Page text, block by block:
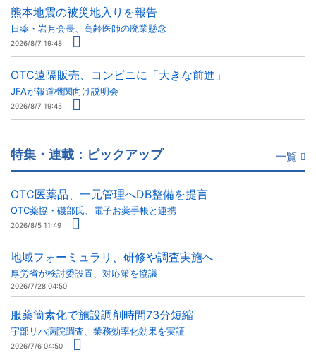
熊本地震の被災地入りを報告
日薬・岩月会長、高齢医師の廃業懸念
2026/8/7 19:48
OTC遠隔販売、コンビニに「大きな前進」
JFAが報道機関向け説明会
2026/8/7 19:45
特集・連載：ピックアップ 一覧
OTC医薬品、一元管理へDB整備を提言
OTC薬協・磯部氏、電子お薬手帳と連携
2026/8/5 11:49
地域フォーミュラリ、研修や調査実施へ
厚労省が検討委設置、対応策を協議
2026/7/28 04:50
服薬簡素化で施設調剤時間73分短縮
宇部リハ病院調査、業務効率化効果を実証
2026/7/6 04:50